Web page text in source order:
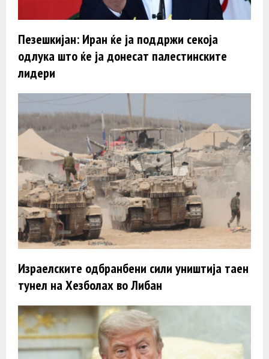
Пезешкијан: Иран ќе ја поддржи секоја
одлука што ќе ја донесат палестинските
лидери
Израелските одбранбени сили уништија таен
тунел на Хезболах во Либан